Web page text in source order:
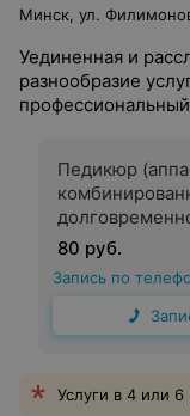
Минск, ул.
Уединенная и
разнообразие
Педикюр
френч 75
80 руб.
Запись по
Услуги в 4 или 6